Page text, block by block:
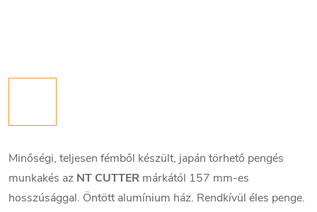
Minőségi, teljesen fémből készült, japán törhető pengés
munkakés az NT CUTTER márkától 157 mm-es
hosszúsággal. Öntött alumínium ház. Rendkívül éles penge.